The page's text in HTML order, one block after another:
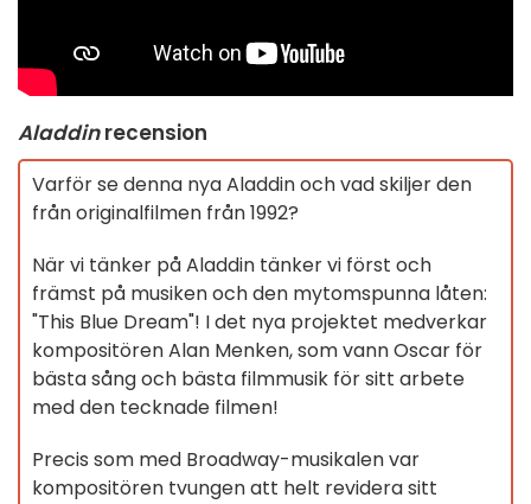
Aladdinrecension
Varför se denna nya Aladdin och vad skiljer den
från originalfilmen från 1992?
När vi tänker på Aladdin tänker vi först och
främst på musiken och den mytomspunna låten:
"This Blue Dream"! I det nya projektet medverkar
kompositören Alan Menken, som vann Oscar för
bästa sång och bästa filmmusik för sitt arbete
med den tecknade filmen!
Precis som med Broadway-musikalen var
kompositören tvungen att helt revidera sitt